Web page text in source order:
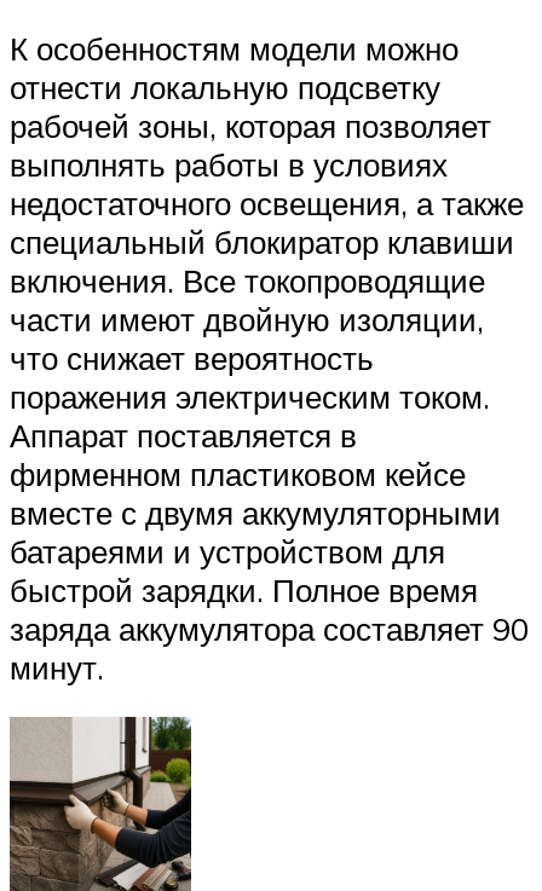
К особенностям модели можно
отнести локальную подсветку
рабочей зоны, которая позволяет
выполнять работы в условиях
недостаточного освещения, а также
специальный блокиратор клавиши
включения. Все токопроводящие
части имеют двойную изоляции,
что снижает вероятность
поражения электрическим током.
Аппарат поставляется в
фирменном пластиковом кейсе
вместе с двумя аккумуляторными
батареями и устройством для
быстрой зарядки. Полное время
заряда аккумулятора составляет 90
минут.